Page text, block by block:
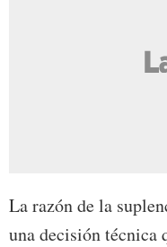
La razón de la
una decisión técnica